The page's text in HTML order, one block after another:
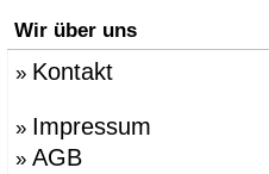
Wir über uns
» Kontakt
» Impressum
» AGB